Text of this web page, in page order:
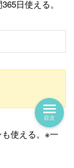
日使える。
使える。※一
目次